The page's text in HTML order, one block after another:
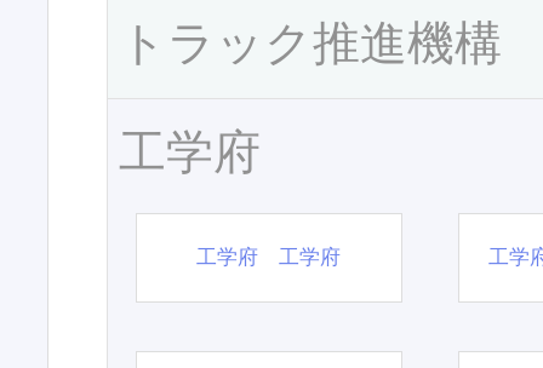
トラック推進機構
工学府
工学府 工学府 工学